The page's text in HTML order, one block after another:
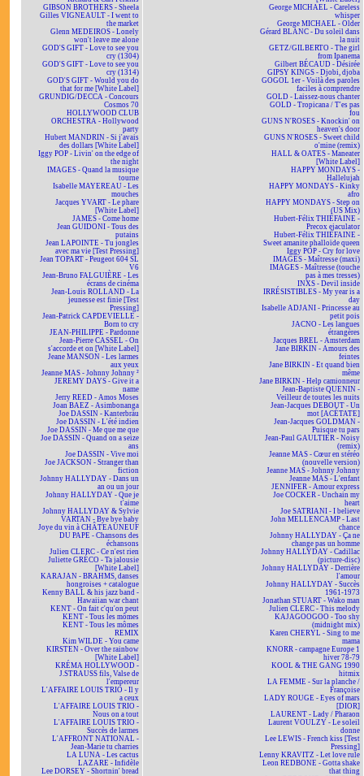
GIBSON BROTHERS - Sheela
Gilles VIGNEAULT - I went to
the market
Glenn MEDEIROS - Lonely
won't leave me alone
GOD'S GIFT - Love to see you
cry (1304)
GOD'S GIFT - Love to see you
cry (1314)
GOD'S GIFT - Would you do
that for me [White Label]
GRUNDIG/DECCA - Concours
Cosmos 70
HOLLYWOOD CLUB
ORCHESTRA - Hollywood
party
Hubert MANDRIN - Si j'avais
des dollars [White Label]
Iggy POP - Livin' on the edge of
the night
IMAGES - Quand la musique
tourne
Isabelle MAYEREAU - Les
mouches
Jacques YVART - Le phare
[White Label]
JAMES - Come home
Jean GUIDONI - Tous des
putains
Jean LAPOINTE - Tu jongles
avec ma vie [Test Pressing]
Jean TOPART - Peugeot 604 SL
V6
Jean-Bruno FALGUIÈRE - Les
écrans de cinéma
Jean-Louis ROLLAND - La
jeunesse est finie [Test
Pressing]
Jean-Patrick CAPDEVIELLE -
Born to cry
JEAN-PHILIPPE - Pardonne
Jean-Pierre CASSEL - On
s'accorde et on [White Label]
Jeane MANSON - Les larmes
aux yeux
Jeanne MAS - Johnny Johnny ²
JEREMY DAYS - Give it a
name
Jerry REED - Amos Moses
Joan BAEZ - Asimbonanga
Joe DASSIN - Kanterbräu
Joe DASSIN - L'été indien
Joe DASSIN - Me que me que
Joe DASSIN - Quand on a seize
ans
Joe DASSIN - Vive moi
Joe JACKSON - Stranger than
fiction
Johnny HALLYDAY - Dans un
an ou un jour
Johnny HALLYDAY - Que je
t'aime
Johnny HALLYDAY & Sylvie
VARTAN - Bye bye baby
Joye du vin à CHÂTEAUNEUF
DU PAPE - Chansons des
échansons
Julien CLERC - Ce n'est rien
Juliette GRÉCO - Ta jalousie
[White Label]
KARAJAN - BRAHMS, danses
hongroises + catalogue
Kenny BALL & his jazz band -
Hawaiian war chant
KENT - On fait c'qu'on peut
KENT - Tous les mômes
KENT - Tous les mômes
REMIX
Kim WILDE - You came
KIRSTEN - Over the rainbow
[White Label]
KRÉMA HOLLYWOOD -
J.STRAUSS fils, Valse de
l'empereur
L'AFFAIRE LOUIS TRIO - Il y
a ceux
L'AFFAIRE LOUIS TRIO -
Nous on a tout
L'AFFAIRE LOUIS TRIO -
Succès de larmes
L'AFFRONT NATIONAL -
Jean-Marie tu charries
LA LUNA - Les cactus
LAZARE - Infidèle
Lee DORSEY - Shortnin' bread
George MICHAEL - Careless
whisper
George MICHAEL - Older
Gérard BLANC - Du soleil dans
la nuit
GETZ/GILBERTO - The girl
from Ipanema
Gilbert BÉCAUD - Désirée
GIPSY KINGS - Djobi, djoba
GOGOL 1er - Voilà des paroles
faciles à comprendre
GOLD - Laissez-nous chanter
GOLD - Tropicana / T'es pas
fou
GUNS N'ROSES - Knockin' on
heaven's door
GUNS N'ROSES - Sweet child
o'mine (remix)
HALL & OATES - Maneater
[White Label]
HAPPY MONDAYS -
Hallelujah
HAPPY MONDAYS - Kinky
afro
HAPPY MONDAYS - Step on
(US Mix)
Hubert-Félix THIÉFAINE -
Precox ejaculator
Hubert-Félix THIÉFAINE -
Sweet amanite phalloïde queen
Iggy POP - Cry for love
IMAGES - Maîtresse (maxi)
IMAGES - Maîtresse (touche
pas à mes tresses)
INXS - Devil inside
IRRÉSISTIBLES - My year is a
day
Isabelle ADJANI - Princesse au
petit pois
JACNO - Les langues
étrangères
Jacques BREL - Amsterdam
Jane BIRKIN - Amours des
feintes
Jane BIRKIN - Et quand bien
même
Jane BIRKIN - Help camionneur
Jean-Baptiste QUENIN -
Veilleur de toutes les nuits
Jean-Jacques DEBOUT - Un
mot [ACÉTATE]
Jean-Jacques GOLDMAN -
Puisque tu pars
Jean-Paul GAULTIER - Noisy
(remix)
Jeanne MAS - Cœur en stéréo
(nouvelle version)
Jeanne MAS - Johnny Johnny
Jeanne MAS - L'enfant
JENNIFER - Amour express
Joe COCKER - Unchain my
heart
Joe SATRIANI - I believe
John MELLENCAMP - Last
chance
Johnny HALLYDAY - Ça ne
change pas un homme
Johnny HALLYDAY - Cadillac
(picture-disc)
Johnny HALLYDAY - Derrière
l'amour
Johnny HALLYDAY - Succès
1961-1973
Jonathan STUART - Wako man
Julien CLERC - This melody
KAJAGOOGOO - Too shy
(midnight mix)
Karen CHERYL - Sing to me
mama
KNORR - campagne Europe 1
hiver 78-79
KOOL & THE GANG 1990
hitmix
LA FEMME - Sur la planche /
Françoise
LADY ROUGE - Eyes of mars
[DIOR]
LAURENT - Lady / Pharaon
Laurent VOULZY - Le soleil
donne
Lee LEWIS - French kiss [Test
Pressing]
Lenny KRAVITZ - Let love rule
Leon REDBONE - Gotta shake
that thing